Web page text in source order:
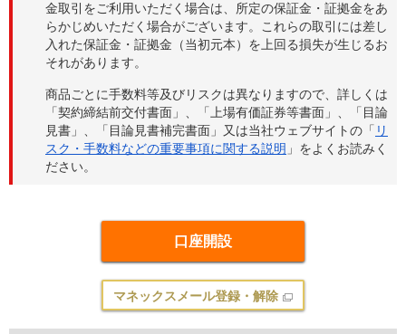
金取引をご利用いただく場合は、所定の保証金・証拠金をあ
らかじめいただく場合がございます。これらの取引には差し
入れた保証金・証拠金（当初元本）を上回る損失が生じるお
それがあります。
商品ごとに手数料等及びリスクは異なりますので、詳しくは
「契約締結前交付書面」、「上場有価証券等書面」、「目論
見書」、「目論見書補完書面」又は当社ウェブサイトの「 リ
スク・手数料などの重要事項に関する説明 」をよくお読みく
ださい。
口座開設
マネックスメール登録・解除